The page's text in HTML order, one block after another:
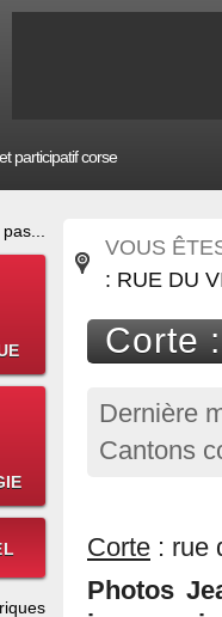
participatif corse
VOUS
: RUE DU
Corte
Dernière
Cantons
Corte : rue
Photos